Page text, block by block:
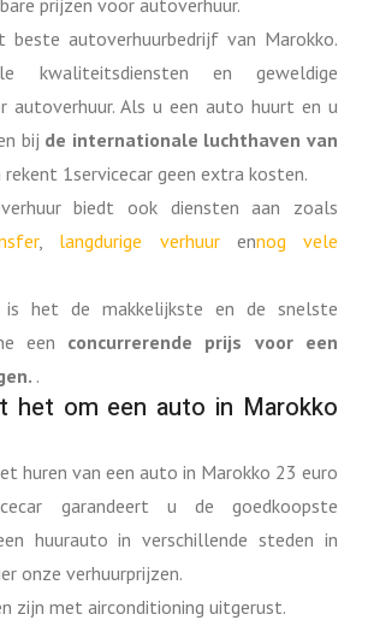
prijzen voor autoverhuur.
beste autoverhuurbedrijf van Marokko.
kwaliteitsdiensten en geweldige
autoverhuur. Als u een auto huurt en u
bij de internationale luchthaven van
rekent 1servicecar geen extra kosten.
biedt ook diensten aan zoals
, langdurige verhuurennog vele
is het de makkelijkste en de snelste
een concurrerende prijs voor een
.
het om een auto in Marokko
huren van een auto in Marokko 23 euro
garandeert u de goedkoopste
huurauto in verschillende steden in
onze verhuurprijzen.
zijn met airconditioning uitgerust.